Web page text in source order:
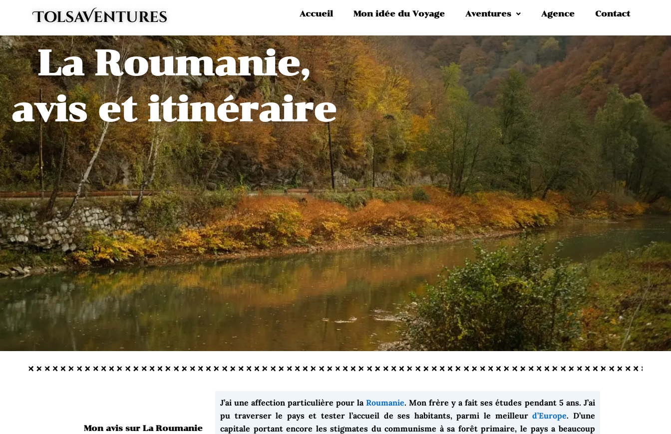
TolsaVentures Accueil Mon idée du Voyage Aventures Agence Contact
La Roumanie,
avis et itinéraire
Mon avis sur La Roumanie
J’ai une affection particulière pour laRoumanie. Mon frère y a fait ses études pendant 5 ans. J’ai
pu traverser le pays et tester l’accueil de ses habitants, parmi le meilleurd’Europe. D’une
capitale portant encore les stigmates du communisme à sa forêt primaire, le pays a beaucoup